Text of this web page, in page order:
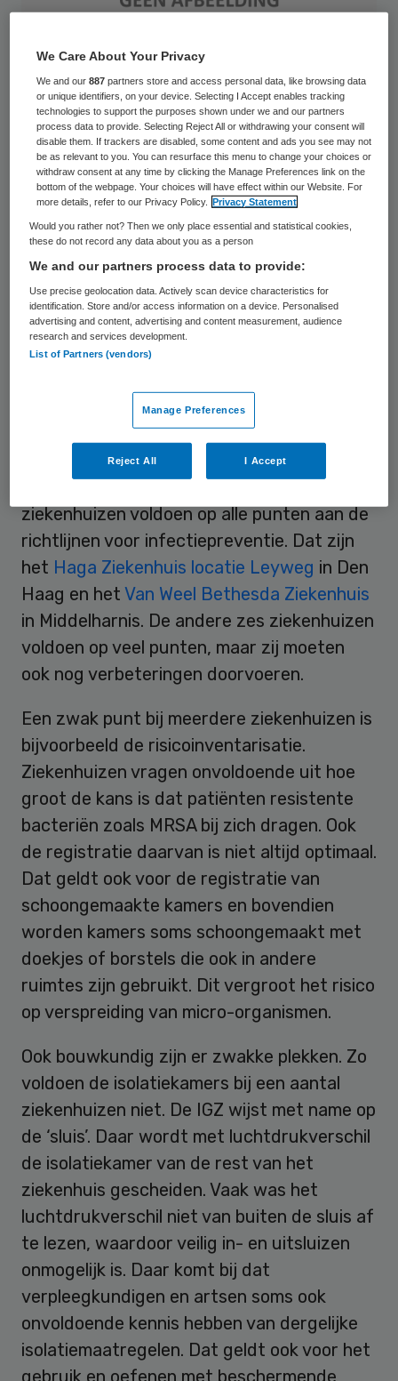
Cropped shot of a woman washing her hands with soap Journal
Inside(2015) 15014_027_002 Publikationsname / Publikationsnummer / E-
Tag TT.MM.JJJJ (optional)
Ziekenhuizen hebben de infectiepreventie
nog niet op orde. Dat blijkt uit een aantal
rapporten van de Inspectie voor de
Gezondheidszorg (IGZ), die online zijn
verschenen.
Het gaat om de verslagen van
totaal bezocht de IGZ afgelopen voorjaar
en zomer vijfentwintig ziekenhuizen. Van
acht ziekenhuizen zijn de rapporten
ziekenhuizen voldoen op alle punten aan de
richtlijnen voor infectiepreventie. Dat zijn
het Haga Ziekenhuis locatie Leyweg in Den
Haag en het Van Weel Bethesda Ziekenhuis
in Middelharnis. De andere zes ziekenhuizen
voldoen op veel punten, maar zij moeten
ook nog verbeteringen doorvoeren.
Een zwak punt bij meerdere ziekenhuizen is
bijvoorbeeld de risicoinventarisatie.
Ziekenhuizen vragen onvoldoende uit hoe
groot de kans is dat patiënten resistente
bacteriën zoals MRSA bij zich dragen. Ook
de registratie daarvan is niet altijd optimaal.
Dat geldt ook voor de registratie van
schoongemaakte kamers en bovendien
worden kamers soms schoongemaakt met
doekjes of borstels die ook in andere
ruimtes zijn gebruikt. Dit vergroot het risico
op verspreiding van micro-organismen.
Ook bouwkundig zijn er zwakke plekken. Zo
voldoen de isolatiekamers bij een aantal
ziekenhuizen niet. De IGZ wijst met name op
de ‘sluis’. Daar wordt met luchtdrukverschil
de isolatiekamer van de rest van het
ziekenhuis gescheiden. Vaak was het
luchtdrukverschil niet van buiten de sluis af
te lezen, waardoor veilig in- en uitsluizen
onmogelijk is. Daar komt bij dat
verpleegkundigen en artsen soms ook
onvoldoende kennis hebben van dergelijke
isolatiemaatregelen. Dat geldt ook voor het
gebruik en oefenen met beschermende
We Care About Your Privacy
We and our887 partners store and access personal data, like browsing data
or unique identifiers, on your device. Selecting I Accept enables tracking
technologies to support the purposes shown under we and our partners
process data to provide. Selecting Reject All or withdrawing your consent will
disable them. If trackers are disabled, some content and ads you see may not
be as relevant to you. You can resurface this menu to change your choices or
withdraw consent at any time by clicking the Manage Preferences link on the
bottom of the webpage. Your choices will have effect within our Website. For
more details, refer to our Privacy Policy.
Privacy Statement
Would you rather not? Then we only place essential and statistical cookies,
these do not record any data about you as a person
We and our partners process data to provide:
Use precise geolocation data. Actively scan device characteristics for
identification. Store and/or access information on a device. Personalised
advertising and content, advertising and content measurement, audience
research and services development.
List of Partners (vendors)
Manage Preferences
Reject All I Accept